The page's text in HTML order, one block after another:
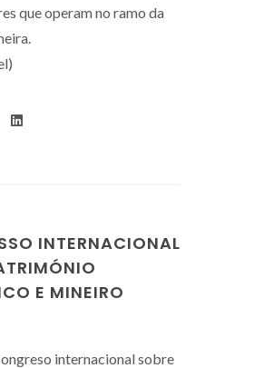
que operam no ramo da
INTERNACIONAL
E MINEIRO
internacional sobre